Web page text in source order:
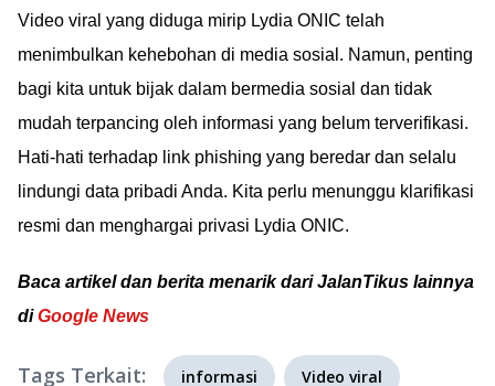
Video viral yang diduga mirip Lydia ONIC telah
menimbulkan kehebohan di media sosial. Namun, penting
bagi kita untuk bijak dalam bermedia sosial dan tidak
mudah terpancing oleh informasi yang belum terverifikasi.
Hati-hati terhadap link phishing yang beredar dan selalu
lindungi data pribadi Anda. Kita perlu menunggu klarifikasi
resmi dan menghargai privasi Lydia ONIC.
Baca artikel dan berita menarik dari JalanTikus lainnya
diGoogle News
Tags Terkait: informasi Video viral